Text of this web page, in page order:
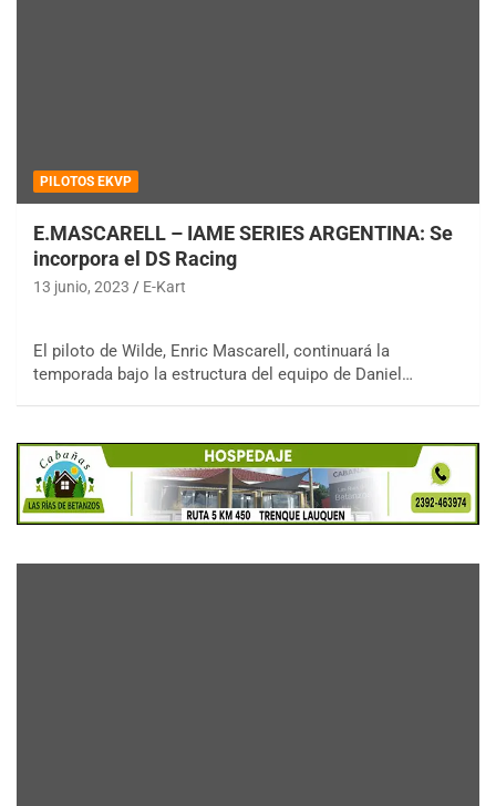
PILOTOS EKVP
E.MASCARELL – IAME SERIES ARGENTINA: Se
incorpora el DS Racing
13 junio, 2023 E-Kart
El piloto de Wilde, Enric Mascarell, continuará la
temporada bajo la estructura del equipo de Daniel…